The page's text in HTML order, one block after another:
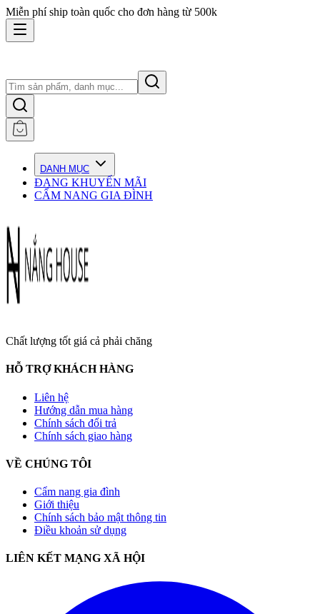
Miễn phí ship toàn quốc cho đơn hàng từ 500k
DANH MỤC
ĐANG KHUYẾN MÃI
CẨM NANG GIA ĐÌNH
Chất lượng tốt giá cả phải chăng
HỖ TRỢ KHÁCH HÀNG
Liên hệ
Hướng dẫn mua hàng
Chính sách đổi trả
Chính sách giao hàng
VỀ CHÚNG TÔI
Cẩm nang gia đình
Giới thiệu
Chính sách bảo mật thông tin
Điều khoản sử dụng
LIÊN KẾT MẠNG XÃ HỘI